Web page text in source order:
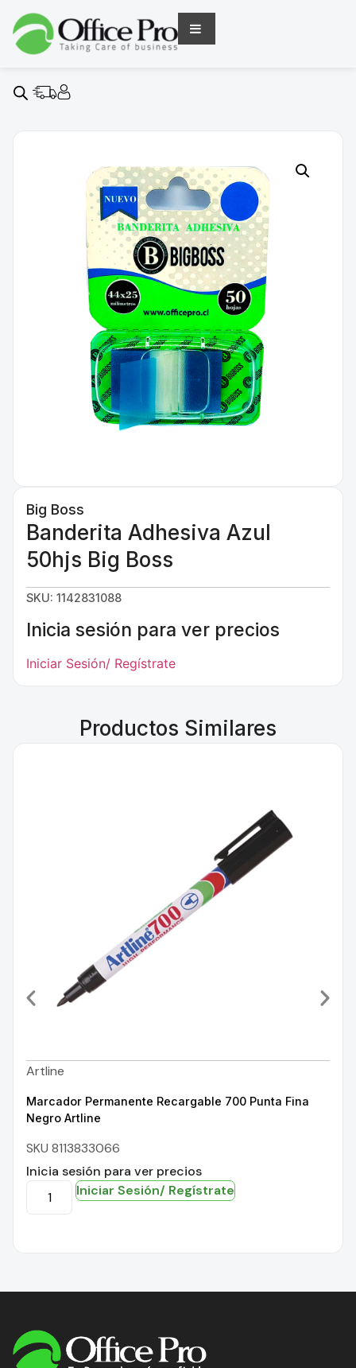
Big Boss
Banderita Adhesiva Azul
50hjs Big Boss
SKU: 1142831088
Inicia sesión para ver precios
Iniciar Sesión/ Regístrate
Productos Similares
Artline
Marcador Permanente Recargable 700 Punta Fina
Negro Artline
SKU 8113833066
Inicia sesión para ver precios
Iniciar Sesión/ Regístrate